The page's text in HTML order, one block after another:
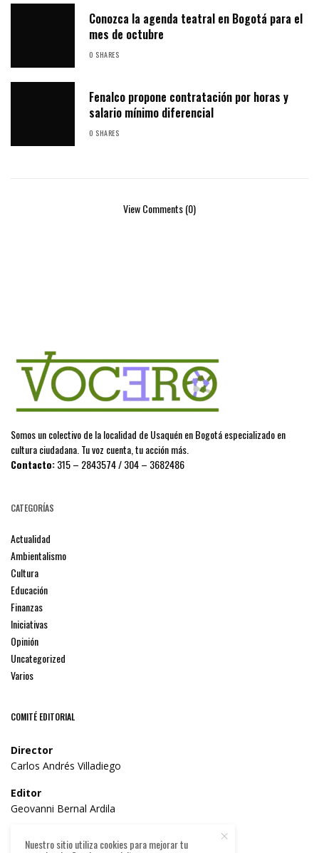
Conozca la agenda teatral en Bogotá para el
mes de octubre
0 SHARES
Fenalco propone contratación por horas y
salario mínimo diferencial
0 SHARES
View Comments (0)
Somos un colectivo de la localidad de Usaquén en Bogotá especializado en
cultura ciudadana. Tu voz cuenta, tu acción más.
Contacto:315 – 2843574 / 304 – 3682486
CATEGORÍAS
Actualidad
Ambientalismo
Cultura
Educación
Finanzas
Iniciativas
Opinión
Uncategorized
Varios
COMITÉ EDITORIAL
Director
Carlos Andrés Villadiego
Editor
Geovanni Bernal Ardila
Nuestro sitio utiliza cookies para mejorar tu